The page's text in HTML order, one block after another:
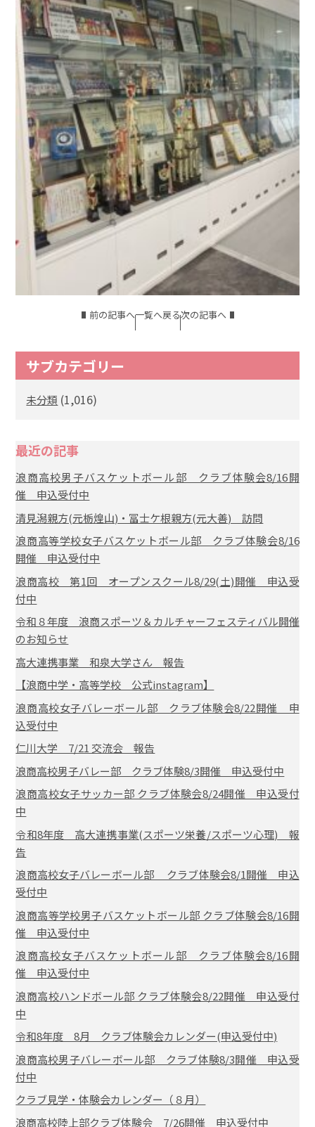
前の記事へ一覧へ戻る次の記事へ
サブカテゴリー
未分類 (1,016)
最近の記事
浪商高校男子バスケットボール部 クラブ体験会8/16開
催 申込受付中
清見潟親方(元栃煌山)・冨士ケ根親方(元大善) 訪問
浪商高等学校女子バスケットボール部 クラブ体験会8/16
開催 申込受付中
浪商高校 第1回 オープンスクール8/29(土)開催 申込受
付中
令和８年度 浪商スポーツ＆カルチャーフェスティバル開催
のお知らせ
高大連携事業 和泉大学さん 報告
【浪商中学・高等学校 公式instagram】
浪商高校女子バレーボール部 クラブ体験会8/22開催 申
込受付中
仁川大学 7/21 交流会 報告
浪商高校男子バレー部 クラブ体験8/3開催 申込受付中
浪商高校女子サッカー部 クラブ体験会8/24開催 申込受付
中
令和8年度 高大連携事業(スポーツ栄養/スポーツ心理) 報
告
浪商高校女子バレーボール部 クラブ体験会8/1開催 申込
受付中
浪商高等学校男子バスケットボール部 クラブ体験会8/16開
催 申込受付中
浪商高校女子バスケットボール部 クラブ体験会8/16開
催 申込受付中
浪商高校ハンドボール部 クラブ体験会8/22開催 申込受付
中
令和8年度 8月 クラブ体験会カレンダー(申込受付中)
浪商高校男子バレーボール部 クラブ体験8/3開催 申込受
付中
クラブ見学・体験会カレンダー（８月）
浪商高校陸上部クラブ体験会 7/26開催 申込受付中